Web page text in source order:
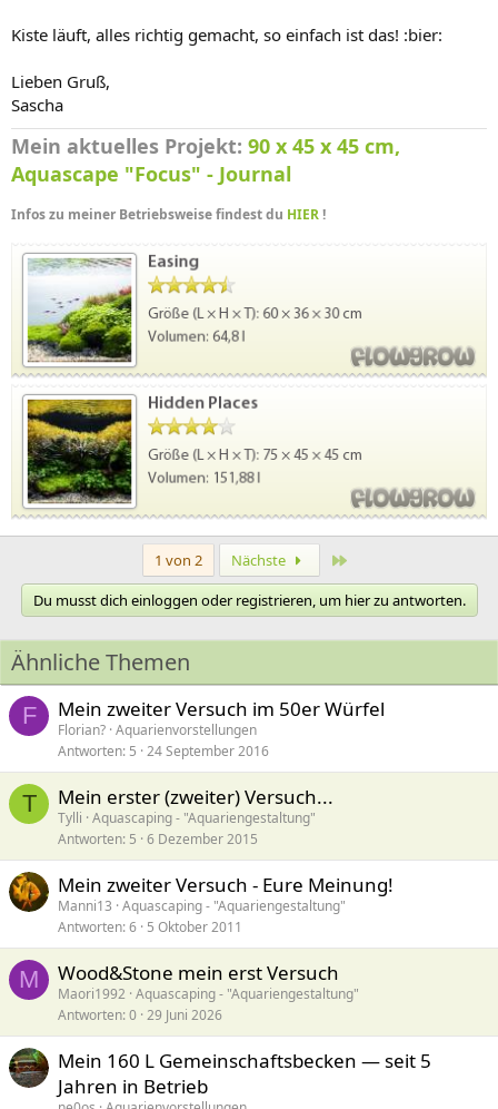
Kiste läuft, alles richtig gemacht, so einfach ist das! :bier:
Lieben Gruß,
Sascha
Mein aktuelles Projekt: 90 x 45 x 45 cm,
Aquascape "Focus" - Journal
Infos zu meiner Betriebsweise findest du HIER!
1 von 2 Nächste
Du musst dich einloggen oder registrieren, um hier zu antworten.
Ähnliche Themen
F Mein zweiter Versuch im 50er Würfel
Florian? Aquarienvorstellungen
Antworten 5 24 September 2016
T Mein erster (zweiter) Versuch...
Tylli Aquascaping - "Aquariengestaltung"
Antworten 5 6 Dezember 2015
Mein zweiter Versuch - Eure Meinung!
Manni13 Aquascaping - "Aquariengestaltung"
Antworten 6 5 Oktober 2011
M Wood&Stone mein erst Versuch
Maori1992 Aquascaping - "Aquariengestaltung"
Antworten 0 29 Juni 2026
Mein 160 L Gemeinschaftsbecken — seit 5
Jahren in Betrieb